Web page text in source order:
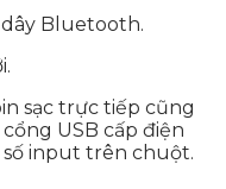
Bluetooth.
sạc trực tiếp cũng
USB cấp điện
input trên chuột.